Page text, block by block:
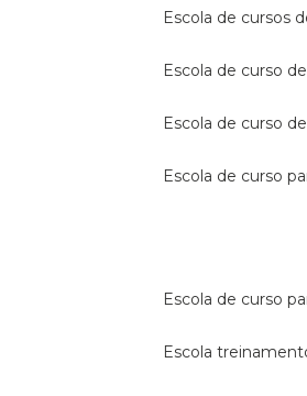
escola de
escola de curso
escola de curso
escola de curso
escola de curso
escola